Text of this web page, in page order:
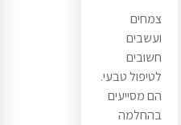
צמחים
ועשבים
חשובים
לטיפול טבעי.
הם מסייעים
בהחלמה